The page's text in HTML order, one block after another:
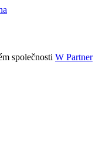
společnosti W Partner